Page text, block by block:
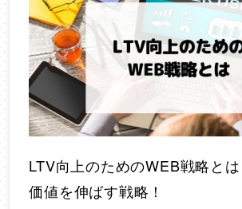
LTV向上のためのWEB戦略と
価値を伸ばす戦略！